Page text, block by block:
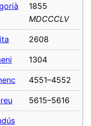
1855
MDCCCLV
2608
1304
4551–4552
5615–5616